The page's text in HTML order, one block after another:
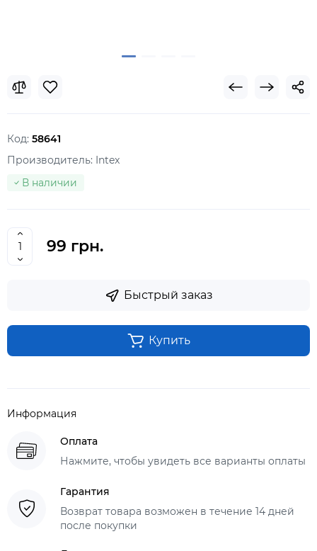
Код: 58641
Производитель: Intex
В наличии
99 грн.
Быстрый заказ
Купить
Информация
Оплата
Нажмите, чтобы увидеть все варианты оплаты
Гарантия
Возврат товара возможен в течение 14 дней
после покупки